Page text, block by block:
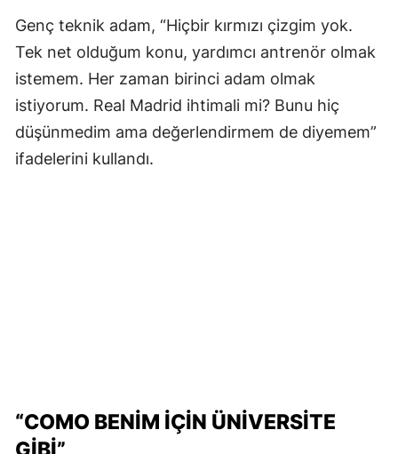
Genç teknik adam, “Hiçbir kırmızı çizgim yok.
Tek net olduğum konu, yardımcı antrenör olmak
istemem. Her zaman birinci adam olmak
istiyorum. Real Madrid ihtimali mi? Bunu hiç
düşünmedim ama değerlendirmem de diyemem”
ifadelerini kullandı.
“COMO BENIM IÇIN ÜNIVERSITE